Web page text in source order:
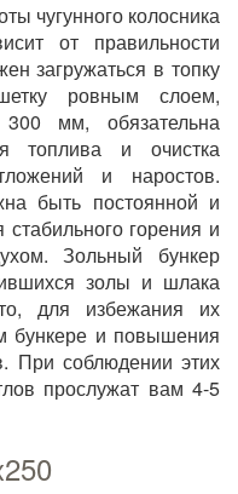
чугунного колосника
от правильности
загружаться в топку
ровным слоем,
мм, обязательна
топлива и очистка
и наростов.
быть постоянной и
горения и
Зольный бункер
золы и шлака
для избежания их
бункере и повышения
При соблюдении этих
прослужат вам 4-5